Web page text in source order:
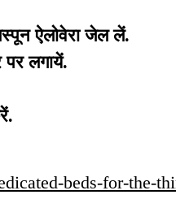
ऐलोवेरा जेल लें.
पर लगायें.
beds-for-the-